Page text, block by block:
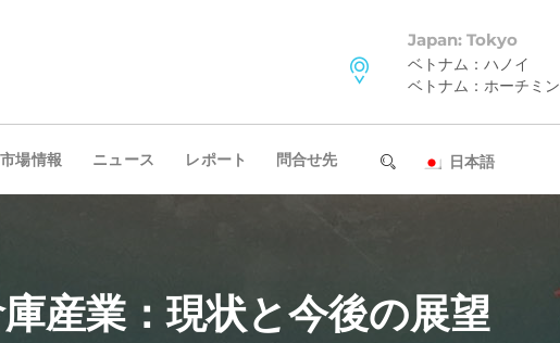
Japan: Tokyo
ベトナム：ハノイ
ベトナム：ホーチミン
市場情報 ニュース レポート 問合せ先 日本語
産業：現状と今後の展望